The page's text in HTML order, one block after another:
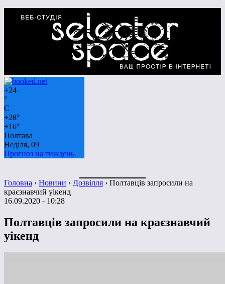
+24
°
C
+28°
+16°
Полтава
Неділя, 09
Прогноз на тиждень
Головна › Новини › Дозвілля › Полтавців запросили на
краєзнавчий уікенд
16.09.2020 - 10:28
Полтавців запросили на краєзнавчий
уікенд